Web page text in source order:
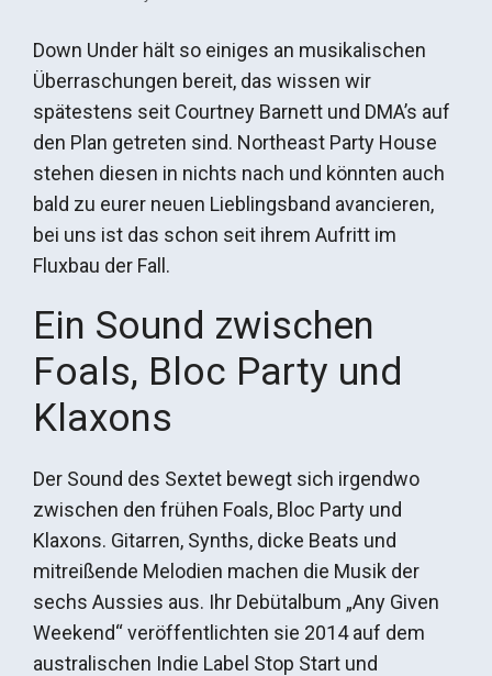
Down Under hält so einiges an musikalischen
Überraschungen bereit, das wissen wir
spätestens seit Courtney Barnett und DMA’s auf
den Plan getreten sind. Northeast Party House
stehen diesen in nichts nach und könnten auch
bald zu eurer neuen Lieblingsband avancieren,
bei uns ist das schon seit ihrem Aufritt im
Fluxbau der Fall.
Ein Sound zwischen
Foals, Bloc Party und
Klaxons
Der Sound des Sextet bewegt sich irgendwo
zwischen den frühen Foals, Bloc Party und
Klaxons. Gitarren, Synths, dicke Beats und
mitreißende Melodien machen die Musik der
sechs Aussies aus. Ihr Debütalbum „Any Given
Weekend“ veröffentlichten sie 2014 auf dem
australischen Indie Label Stop Start und